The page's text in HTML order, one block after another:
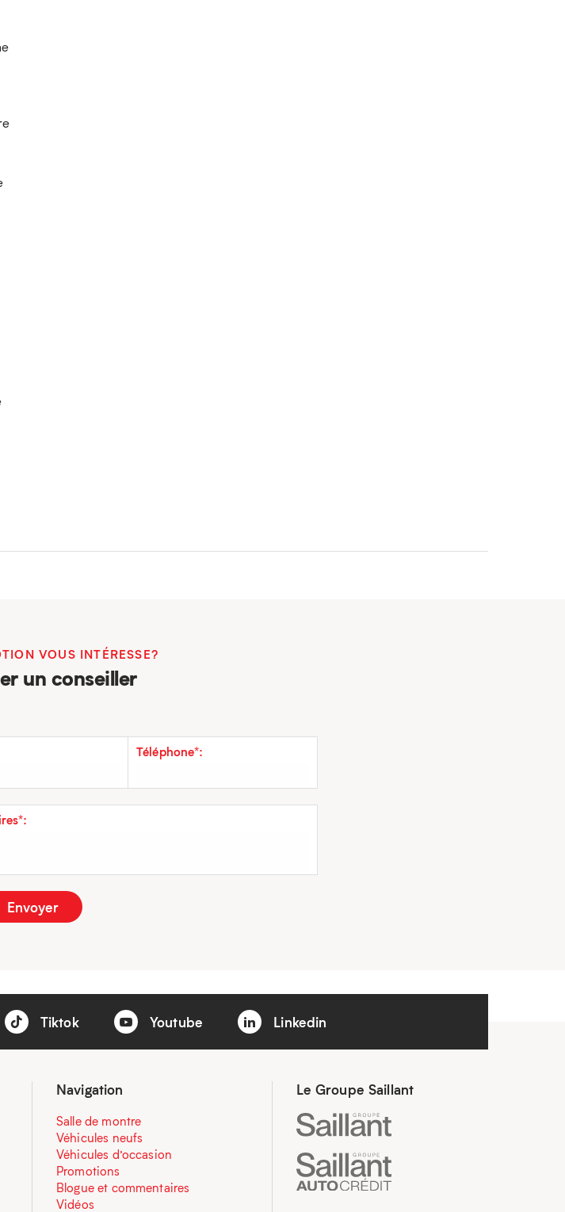
VOUS INTÉRESSE?
un conseiller
Téléphone*:
Tiktok Youtube Linkedin
Navigation
Salle de montre
Véhicules neufs
Véhicules d’occasion
Promotions
Blogue et commentaires
Vidéos
Le Groupe Saillant